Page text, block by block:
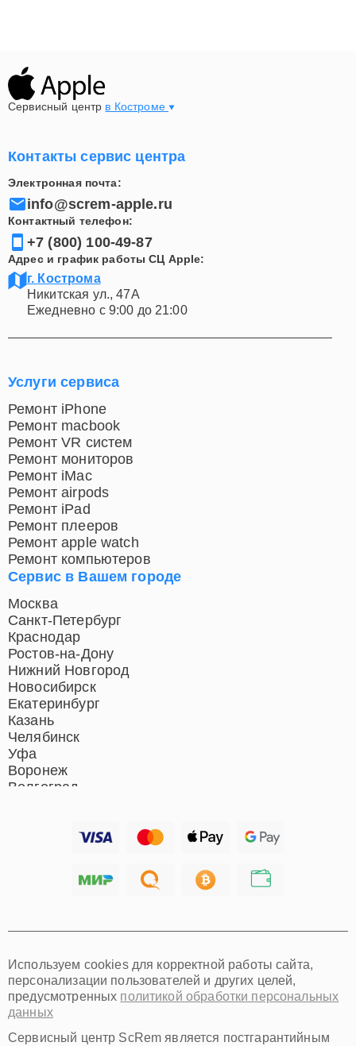
Сервисный центр в Костроме
Контакты сервис центра
Электронная почта:
info@screm-apple.ru
Контактный телефон:
+7 (800) 100-49-87
Адрес и график работы СЦ Apple:
г. Кострома
Никитская ул., 47А
Ежедневно с 9:00 до 21:00
Сервис в Вашем городе
Москва
Санкт-Петербург
Краснодар
Ростов-на-Дону
Нижний Новгород
Новосибирск
Екатеринбург
Казань
Челябинск
Уфа
Воронеж
Волгоград
Хабаровск
Омск
Красноярск
Пермь
Ульяновск
Киров
Услуги сервиса
Ремонт iPhone
Ремонт macbook
Ремонт VR систем
Ремонт мониторов
Ремонт iMac
Ремонт airpods
Ремонт iPad
Ремонт плееров
Ремонт apple watch
Ремонт компьютеров
Используем cookies для корректной работы сайта,
персонализации пользователей и других целей,
предусмотренных политикой обработки персональных
данных
Сервисный центр ScRem является постгарантийным